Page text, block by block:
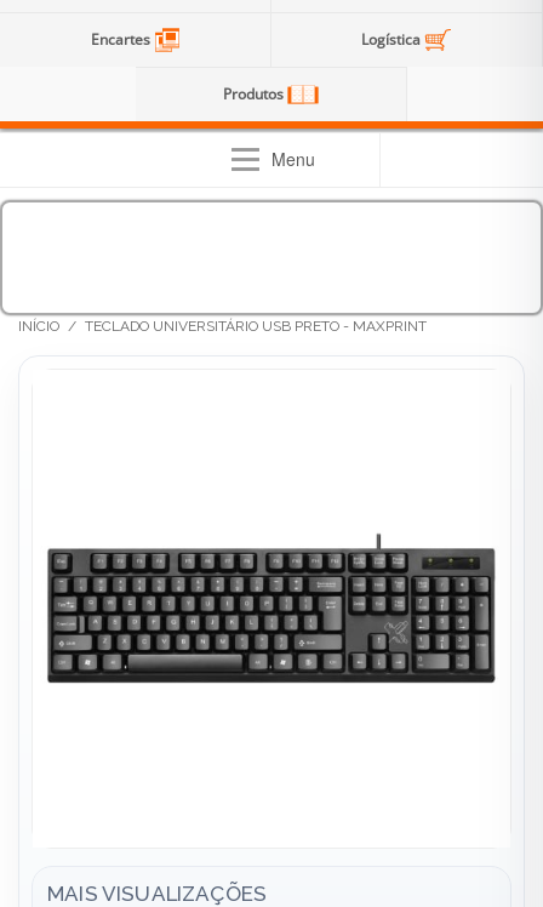
Encartes Logística
Produtos
Menu
INÍCIO / TECLADO UNIVERSITÁRIO USB PRETO - MAXPRINT
MAIS VISUALIZAÇÕES